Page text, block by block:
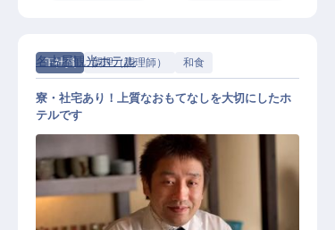
正社員 調理（調理師） 和食
名古屋観光ホテル
寮・社宅あり！上質なおもてなしを大切にしたホ
テルです